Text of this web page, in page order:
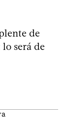
de
será de